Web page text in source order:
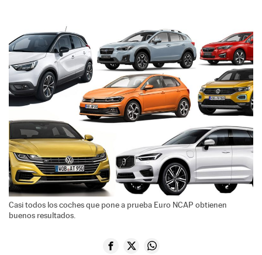
Casi todos los coches que pone a prueba Euro NCAP obtienen
buenos resultados.